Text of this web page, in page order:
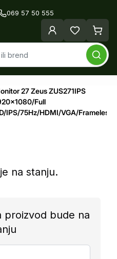
069 57 50 555
27 Zeus ZUS271IPS
Full
IPS/75Hz/HDMI/VGA/Frameless
na stanju.
proizvod bude na